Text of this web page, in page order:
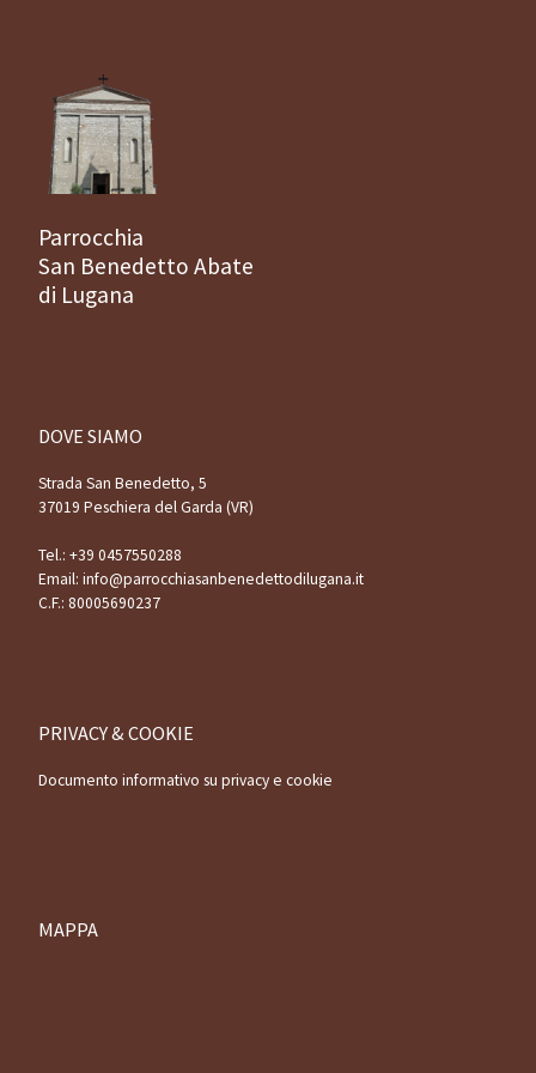
Parrocchia
San Benedetto Abate
di Lugana
DOVE SIAMO
Strada San Benedetto, 5
37019 Peschiera del Garda (VR)
Tel.: +39 0457550288
Email: info@parrocchiasanbenedettodilugana.it
C.F.: 80005690237
PRIVACY & COOKIE
Documento informativo su privacy e cookie
MAPPA